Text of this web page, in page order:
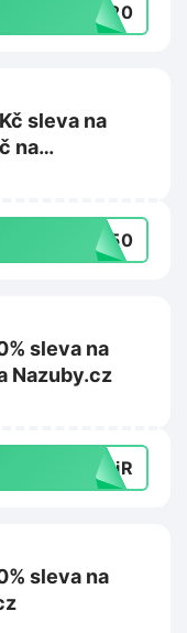
IK20
sleva na
na
R150
sleva na
Nazuby.cz
yyiR
sleva na